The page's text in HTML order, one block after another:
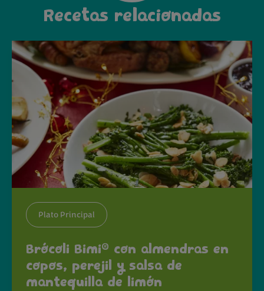
Recetas relacionadas
Plato Principal
Brócoli Bimi® con almendras en
copos, perejil y salsa de
mantequilla de limón